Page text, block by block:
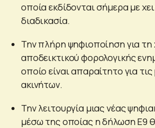
οποία εκδίδονται σήμερα με
διαδικασία.
Την πλήρη ψηφιοποίηση για
αποδεικτικού φορολογικής
οποίο είναι απαραίτητο για
ακινήτων.
Την λειτουργία μιας νέας
μέσω της οποίας η δήλωση Ε9